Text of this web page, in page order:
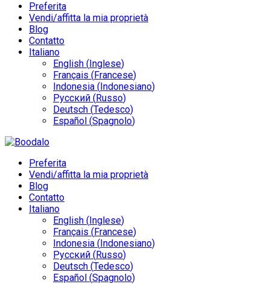
Preferita
Vendi/affitta la mia proprietà
Blog
Contatto
Italiano
English (Inglese)
Français (Francese)
Indonesia (Indonesiano)
Русский (Russo)
Deutsch (Tedesco)
Español (Spagnolo)
Preferita
Vendi/affitta la mia proprietà
Blog
Contatto
Italiano
English (Inglese)
Français (Francese)
Indonesia (Indonesiano)
Русский (Russo)
Deutsch (Tedesco)
Español (Spagnolo)